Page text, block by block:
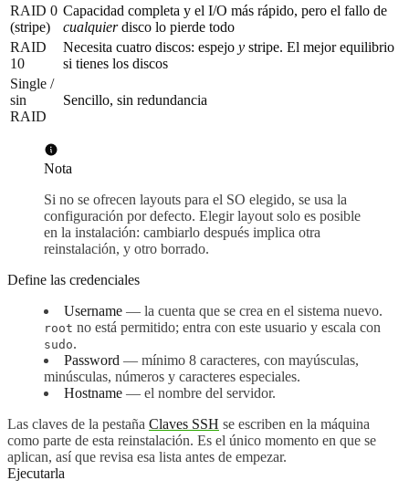
RAID 0
(stripe)
Capacidad completa y el I/O más rápido, pero el fallo de
cualquierdisco lo pierde todo
RAID
10
Necesita cuatro discos: espejo y stripe. El mejor equilibrio
si tienes los discos
Single /
sin
RAID
Sencillo, sin redundancia
Nota
Si no se ofrecen layouts para el SO elegido, se usa la
configuración por defecto. Elegir layout solo es posible
en la instalación: cambiarlo después implica otra
reinstalación, y otro borrado.
Define las credenciales
Username — la cuenta que se crea en el sistema nuevo.
root no está permitido; entra con este usuario y escala con
sudo.
Password — mínimo 8 caracteres, con mayúsculas,
minúsculas, números y caracteres especiales.
Hostname — el nombre del servidor.
Las claves de la pestaña Claves SSH se escriben en la máquina
como parte de esta reinstalación. Es el único momento en que se
aplican, así que revisa esa lista antes de empezar.
Ejecutarla